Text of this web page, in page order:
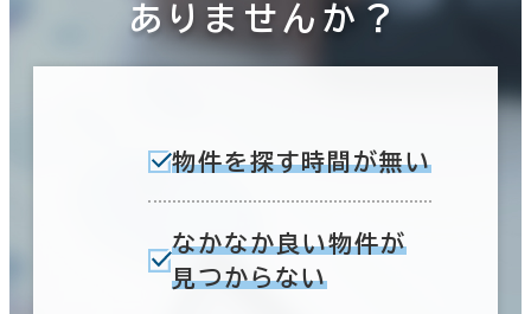
ありませんか？
物件を探す時間が無い
なかなか良い物件が
見つからない